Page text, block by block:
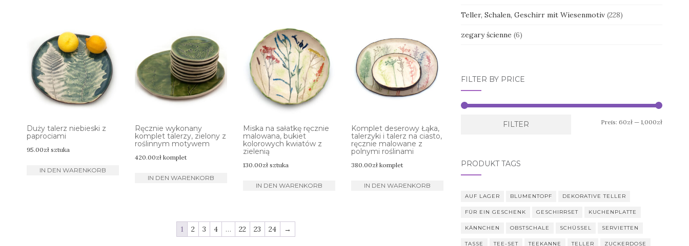
Duży talerz niebieski z
paprociami
95.00zł sztuka
IN DEN WARENKORB
Ręcznie wykonany
komplet talerzy, zielony z
roślinnym motywem
420.00zł komplet
IN DEN WARENKORB
Miska na sałatkę ręcznie
malowana, bukiet
kolorowych kwiatów z
zielenią
130.00zł sztuka
IN DEN WARENKORB
Komplet deserowy Łąka,
talerzyki i talerz na ciasto,
ręcznie malowane z
polnymi roślinami
380.00zł komplet
IN DEN WARENKORB
1 2 3 4 … 22 23 24 →
Teller, Schalen, Geschirr mit Wiesenmotiv (228)
zegary ścienne (6)
FILTER BY PRICE
Min.
Max.
FILTER Preis: 60zł— 1,000zł
PRODUKT TAGS
AUF LAGER BLUMENTOPF DEKORATIVE TELLER
FÜR EIN GESCHENK GESCHIRRSET KUCHENPLATTE
KÄNNCHEN OBSTSCHALE SCHÜSSEL SERVIETTEN
TASSE TEE-SET TEEKANNE TELLER ZUCKERDOSE